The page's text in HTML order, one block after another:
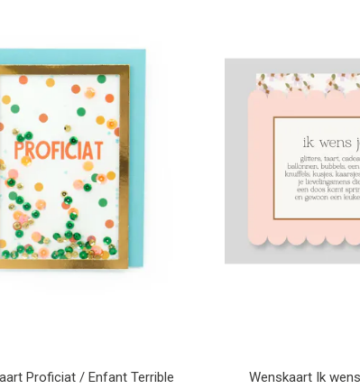
Proficiat / Enfant Terrible Wenskaart Ik